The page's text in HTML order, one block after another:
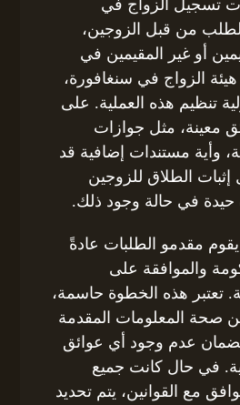
تسجيل الزواج في
من قبل الزوجين،
أو غير المقيمين في
هيئة الزواج في سنغافورة،
تنظيم هذه العملية. على
معينة، مثل جوازات
وأية مستندات إضافية قد
الطلاق للزوجين
حيدة في حالة وجود ذلك.
مقدمو الطلبات عادةً
والموافقة على
تعتبر هذه الخطوة حاسمة،
صحة المعلومات المقدمة
عدم وجود أي عوائق
في حال كانت جميع
مع القوانين، يتم تحديد